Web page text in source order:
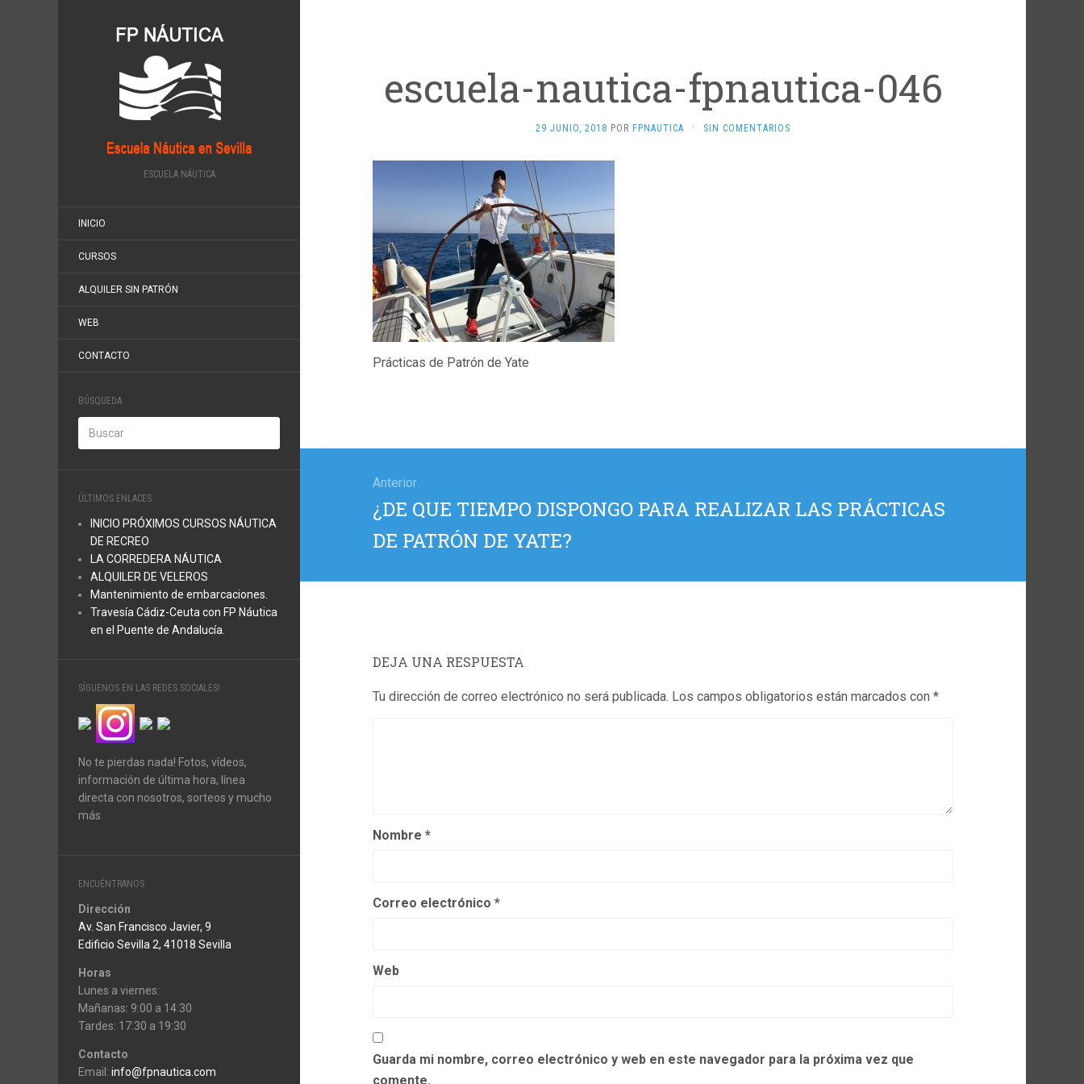
ESCUELA NÁUTICA
INICIO
CURSOS
ALQUILER SIN PATRÓN
WEB
CONTACTO
BÚSQUEDA
ÚLTIMOS ENLACES
INICIO PRÓXIMOS CURSOS NÁUTICA
DE RECREO
LA CORREDERA NÁUTICA
ALQUILER DE VELEROS
Mantenimiento de embarcaciones.
Travesía Cádiz-Ceuta con FP Náutica
en el Puente de Andalucía.
SÍGUENOS EN LAS REDES SOCIALES!
No te pierdas nada! Fotos, vídeos,
información de última hora, línea
directa con nosotros, sorteos y mucho
más.
ENCUÉNTRANOS
Dirección
Av. San Francisco Javier, 9
Edificio Sevilla 2, 41018 Sevilla
Horas
Lunes a viernes:
Mañanas: 9:00 a 14:30
Tardes: 17:30 a 19:30
Contacto
Email: info@fpnautica.com
escuela-nautica-fpnautica-046
29 JUNIO, 2018 POR FPNAUTICA · SIN COMENTARIOS
Prácticas de Patrón de Yate
entradas
Anterior
Entrada
anterior:
¿DE QUE TIEMPO DISPONGO PARA REALIZAR LAS PRÁCTICAS
DE PATRÓN DE YATE?
DEJA UNA RESPUESTA
Tu dirección de correo electrónico no será publicada. Los campos obligatorios están marcados con *
Nombre *
Correo electrónico *
Web
Guarda mi nombre, correo electrónico y web en este navegador para la próxima vez que
comente.